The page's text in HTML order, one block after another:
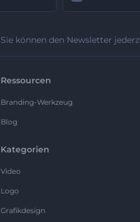
Sie können den Newsletter
Ressourcen
Branding-Werkzeug
Blog
Kategorien
Video
Logo
Grafikdesign